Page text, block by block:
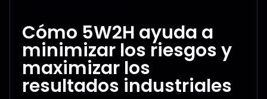
Cómo 5W2H ayuda a
minimizar los riesgos y
maximizar los
resultados industriales